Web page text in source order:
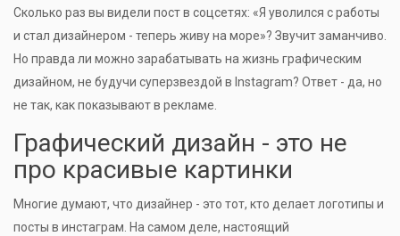
Сколько раз вы видели пост в соцсетях: «Я уволился с работы
и стал дизайнером - теперь живу на море»? Звучит заманчиво.
Но правда ли можно зарабатывать на жизнь графическим
дизайном, не будучи суперзвездой в Instagram? Ответ - да, но
не так, как показывают в рекламе.
Графический дизайн - это не
про красивые картинки
Многие думают, что дизайнер - это тот, кто делает логотипы и
посты в инстаграм. На самом деле, настоящий